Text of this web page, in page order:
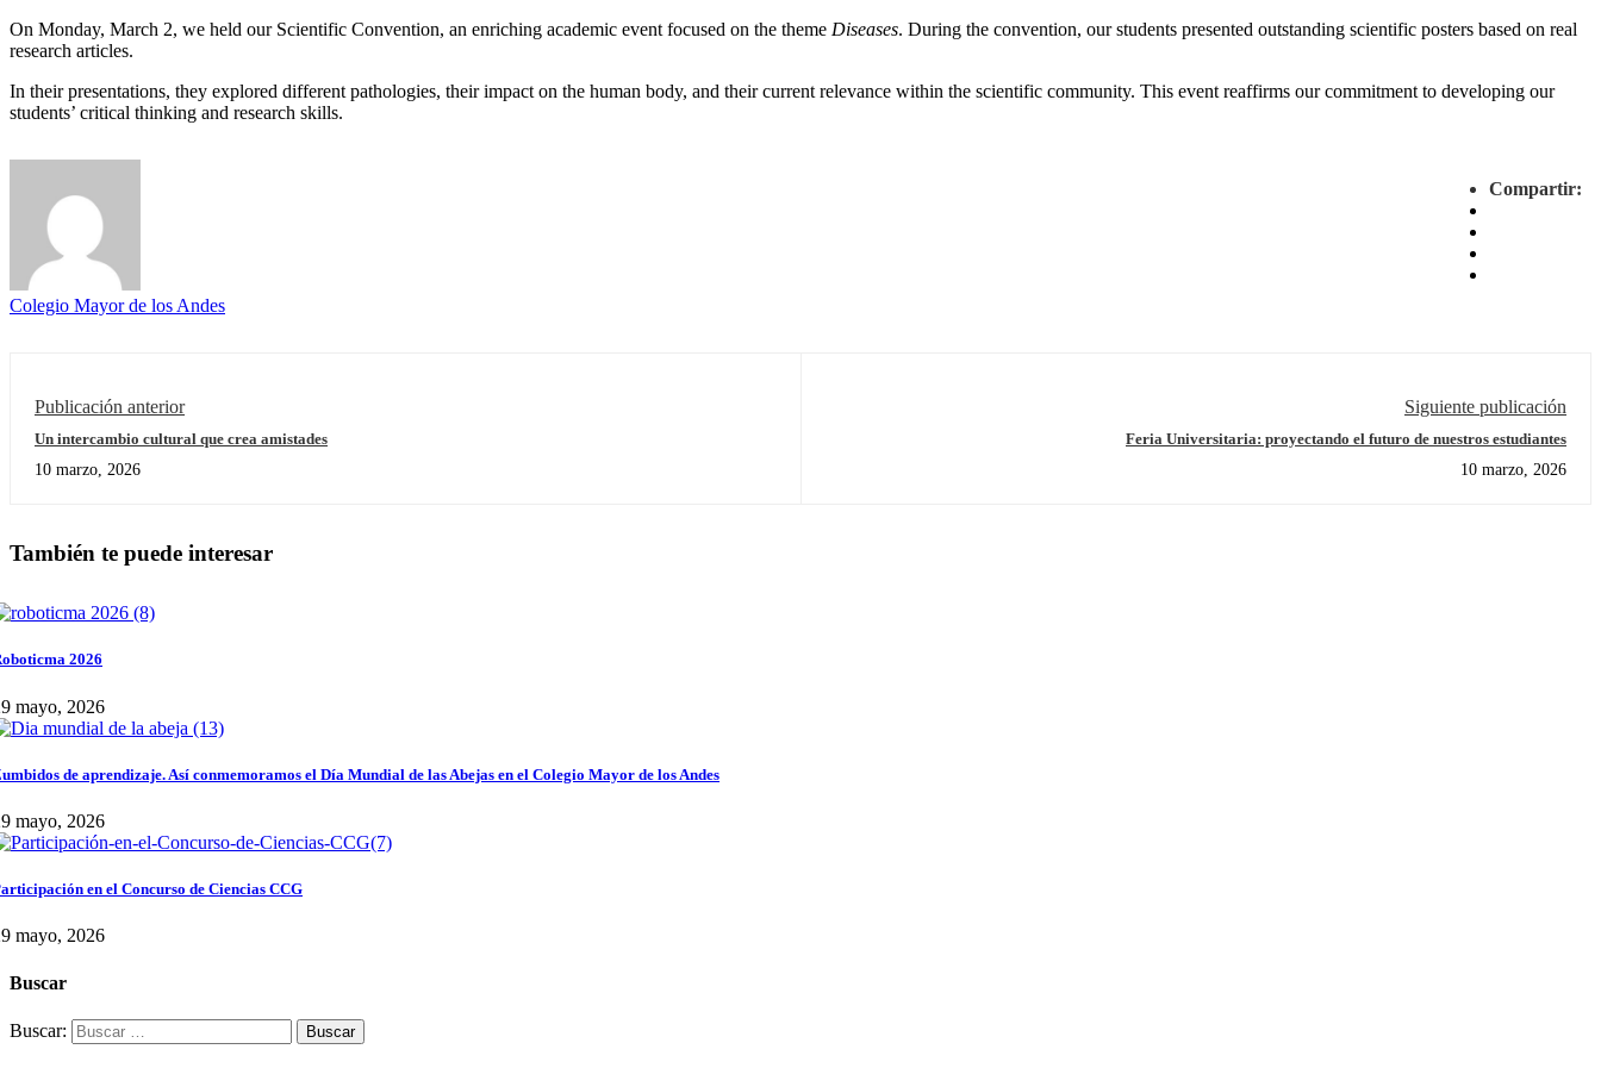
On Monday, March 2, we held our Scientific Convention, an enriching academic event focused on the theme Diseases. During the convention, our students presented outstanding scientific posters based on real
research articles.
In their presentations, they explored different pathologies, their impact on the human body, and their current relevance within the scientific community. This event reaffirms our commitment to developing our
students’ critical thinking and research skills.
Compartir:
Colegio Mayor de los Andes
Publicación anterior
Un intercambio cultural que crea amistades
10 marzo, 2026
Siguiente publicación
Feria Universitaria: proyectando el futuro de nuestros estudiantes
10 marzo, 2026
También te puede interesar
2026
mayo, 2026
de aprendizaje. Así conmemoramos el Día Mundial de las Abejas en el Colegio Mayor de los Andes
mayo, 2026
en el Concurso de Ciencias CCG
mayo, 2026
Buscar
Buscar: